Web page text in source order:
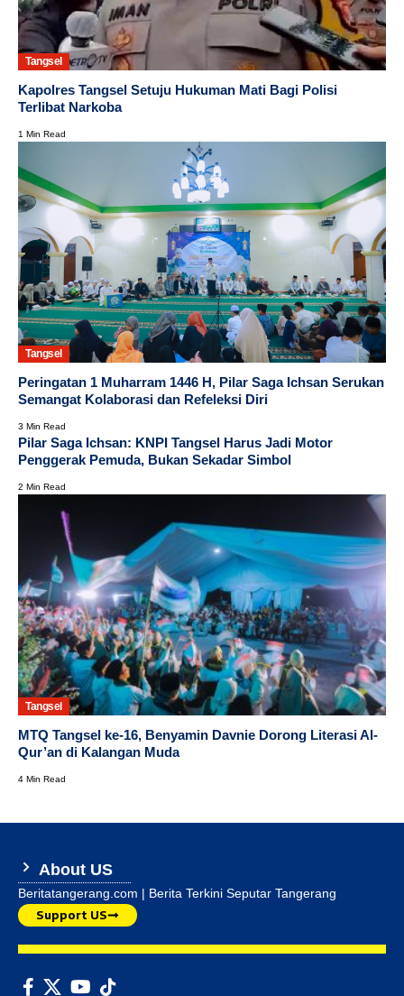
Tangsel
Kapolres Tangsel Setuju Hukuman Mati Bagi Polisi
Terlibat Narkoba
1 Min Read
Tangsel
Peringatan 1 Muharram 1446 H, Pilar Saga Ichsan Serukan
Semangat Kolaborasi dan Refeleksi Diri
3 Min Read
Pilar Saga Ichsan: KNPI Tangsel Harus Jadi Motor
Penggerak Pemuda, Bukan Sekadar Simbol
2 Min Read
Tangsel
MTQ Tangsel ke-16, Benyamin Davnie Dorong Literasi Al-
Qur’an di Kalangan Muda
4 Min Read
About US
Beritatangerang.com | Berita Terkini Seputar Tangerang
Support US